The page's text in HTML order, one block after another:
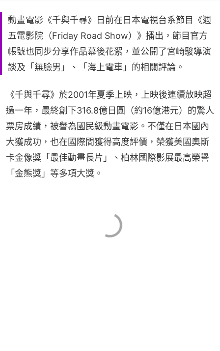
動畫電影《千與千尋》日前在日本電視台系節目《週
五電影院（Friday Road Show）》播出，節目官方
帳號也同步分享作品幕後花絮，並公開了宮崎駿導演
談及「無臉男」、「海上電車」的相關評論。
《千與千尋》於2001年夏季上映，上映後連續放映超
過一年，最終創下316.8億日圓（約16億港元）的驚人
票房成績，被譽為國民級動畫電影。不僅在日本國內
大獲成功，也在國際間獲得高度評價，榮獲美國奧斯
卡金像獎「最佳動畫長片」、柏林國際影展最高榮譽
「金熊獎」等多項大獎。